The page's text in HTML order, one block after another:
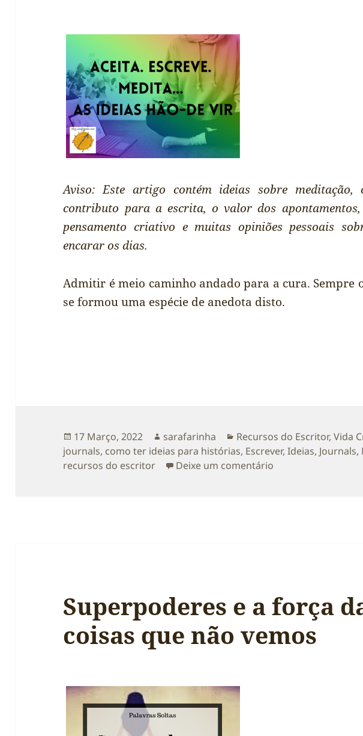
Aviso: Este artigo contém ideias sobre meditação,
contributo para a escrita, o valor dos apontamentos,
pensamento criativo e muitas opiniões pessoais
encarar os dias.
Admitir é meio caminho andado para a cura. Sempre
se formou uma espécie de anedota disto.
Publicado
a
17 Março, 2022 Autor
sarafarinha Categorias
Recursos do Escritor,Vida
journals, como ter ideias para histórias, Escrever,Ideias, Journals,
recursos do escritor
Deixe um comentário
Superpoderes e a força
coisas que não vemos